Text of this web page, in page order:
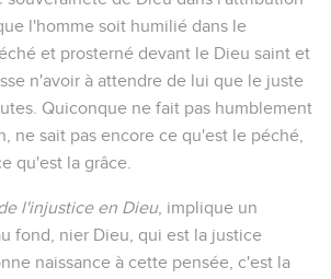
l'homme soit humilié dans le
et prosterné devant le Dieu saint et
n'avoir à attendre de lui que le juste
Quiconque ne fait pas humblement
ne sait pas encore ce qu'est le péché,
qu'est la grâce.
l'injustice en Dieu, implique un
fond, nier Dieu, qui est la justice
naissance à cette pensée, c'est la